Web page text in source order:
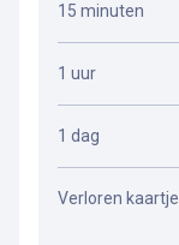
15 minuten
1 uur
1 dag
Verloren kaartje